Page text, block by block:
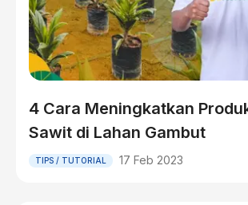
4 Cara Meningkatkan
Sawit di Lahan Gambut
TIPS / TUTORIAL 17 Feb 2023